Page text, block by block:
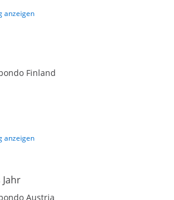
anzeigen
Finland
anzeigen
Austria